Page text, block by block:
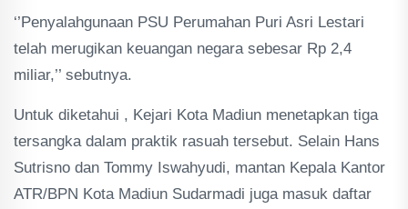
‘’Penyalahgunaan PSU Perumahan Puri Asri Lestari
telah merugikan keuangan negara sebesar Rp 2,4
miliar,’’ sebutnya.
Untuk diketahui , Kejari Kota Madiun menetapkan tiga
tersangka dalam praktik rasuah tersebut. Selain Hans
Sutrisno dan Tommy Iswahyudi, mantan Kepala Kantor
ATR/BPN Kota Madiun Sudarmadi juga masuk daftar